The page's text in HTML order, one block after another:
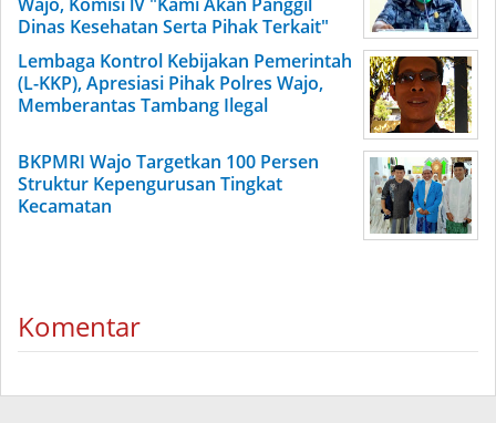
Dinas Kesehatan Serta Pihak Terkait"
Lembaga Kontrol Kebijakan Pemerintah
(L-KKP), Apresiasi Pihak Polres Wajo,
Memberantas Tambang Ilegal
BKPMRI Wajo Targetkan 100 Persen
Struktur Kepengurusan Tingkat
Kecamatan
Komentar